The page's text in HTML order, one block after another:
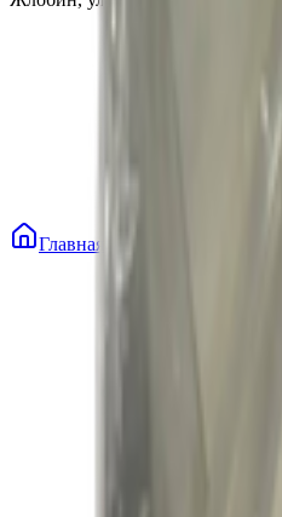
Главная